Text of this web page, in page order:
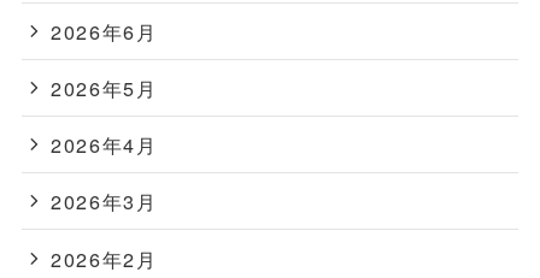
2026年6月
2026年5月
2026年4月
2026年3月
2026年2月